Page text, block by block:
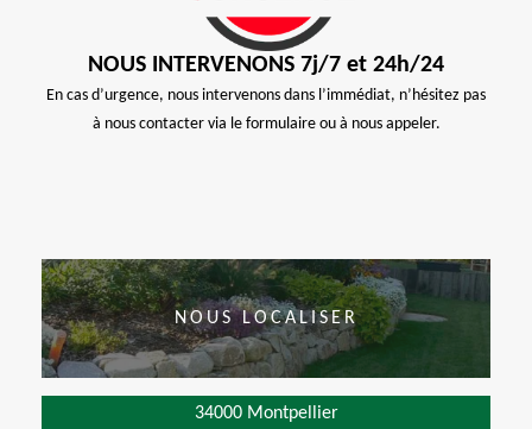
NOUS INTERVENONS 7j/7 et 24h/24
En cas d’urgence, nous intervenons dans l’immédiat, n’hésitez pas
à nous contacter via le formulaire ou à nous appeler.
NOUS LOCALISER
34000 Montpellier